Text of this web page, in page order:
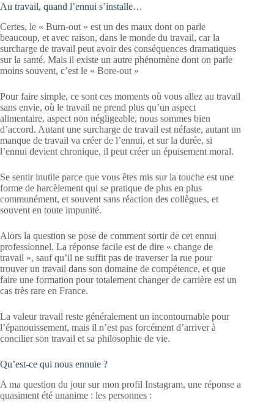
Au travail, quand l’ennui s’installe…
Certes, le « Burn-out » est un des maux dont on parle
beaucoup, et avec raison, dans le monde du travail, car la
surcharge de travail peut avoir des conséquences dramatiques
sur la santé. Mais il existe un autre phénomène dont on parle
moins souvent, c’est le « Bore-out »
Pour faire simple, ce sont ces moments où vous allez au travail
sans envie, où le travail ne prend plus qu’un aspect
alimentaire, aspect non négligeable, nous sommes bien
d’accord. Autant une surcharge de travail est néfaste, autant un
manque de travail va créer de l’ennui, et sur la durée, si
l’ennui devient chronique, il peut créer un épuisement moral.
Se sentir inutile parce que vous êtes mis sur la touche est une
forme de harcèlement qui se pratique de plus en plus
communément, et souvent sans réaction des collègues, et
souvent en toute impunité.
Alors la question se pose de comment sortir de cet ennui
professionnel. La réponse facile est de dire « change de
travail », sauf qu’il ne suffit pas de traverser la rue pour
trouver un travail dans son domaine de compétence, et que
faire une formation pour totalement changer de carrière est un
cas très rare en France.
La valeur travail reste généralement un incontournable pour
l’épanouissement, mais il n’est pas forcément d’arriver à
concilier son travail et sa philosophie de vie.
Qu’est-ce qui nous ennuie ?
A ma question du jour sur mon profil Instagram, une réponse a
quasiment été unanime : les personnes :